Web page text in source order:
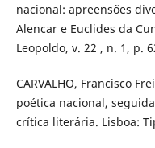
nacional: apreensões
Alencar e Euclides da
Leopoldo, v. 22 , n. 1, p.
CARVALHO, Francisco
poética nacional,
crítica literária. Lisboa: